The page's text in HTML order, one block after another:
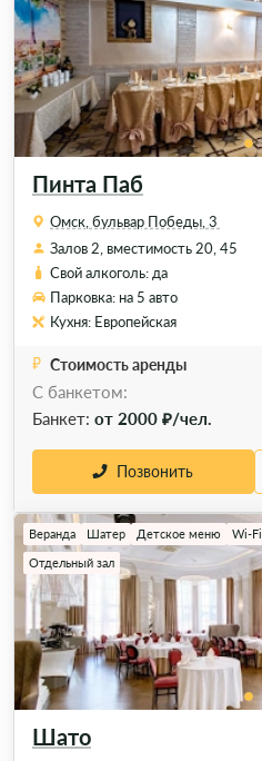
Пинта Паб
Омск, бульвар Победы, 3
Залов 2, вместимость 20, 45
Свой алкоголь: да
Парковка: на 5 авто
Кухня: Европейская
Стоимость аренды
С банкетом:
Банкет: от 2000 ₽/чел.
Позвонить
Шато
Веранда Шатер Детское меню
Wi-Fi
Отдельный зал